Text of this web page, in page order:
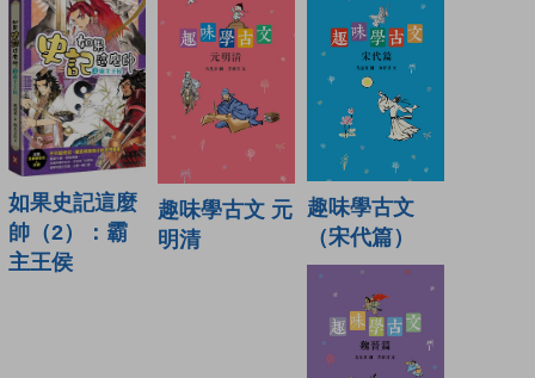
如果史記這麼
帥（2）：霸
主王侯
趣味學古文 元
明清
趣味學古文
（宋代篇）